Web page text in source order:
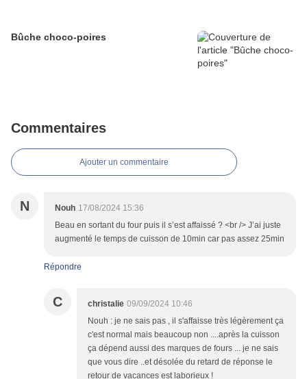
Bûche choco-poires
Commentaires
Ajouter un commentaire
N Nouh 17/08/2024 15:36
Beau en sortant du four puis il s’est affaissé ? <br /> J’ai juste
augmenté le temps de cuisson de 10min car pas assez 25min
Répondre
C christalie 09/09/2024 10:46
Nouh : je ne sais pas , il s'affaisse très légèrement ça
c'est normal mais beaucoup non ....après la cuisson
ça dépend aussi des marques de fours ... je ne sais
que vous dire ..et désolée du retard de réponse le
retour de vacances est laborieux !